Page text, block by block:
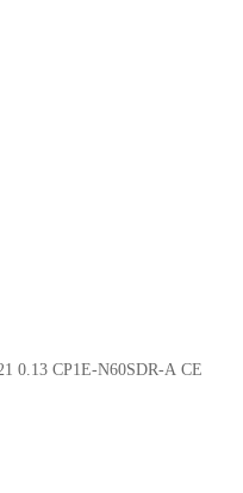
0.13 CP1E-N60SDR-A CE